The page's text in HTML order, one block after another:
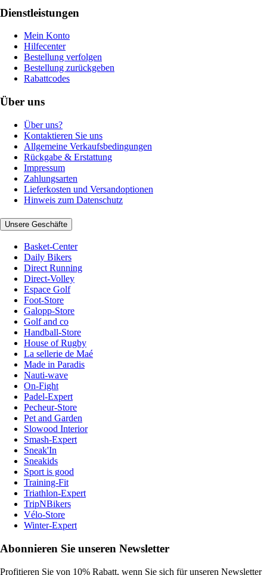
Dienstleistungen
Mein Konto
Hilfecenter
Bestellung verfolgen
Bestellung zurückgeben
Rabattcodes
Über uns
Über uns?
Kontaktieren Sie uns
Allgemeine Verkaufsbedingungen
Rückgabe & Erstattung
Impressum
Zahlungsarten
Lieferkosten und Versandoptionen
Hinweis zum Datenschutz
Unsere Geschäfte
Basket-Center
Daily Bikers
Direct Running
Direct-Volley
Espace Golf
Foot-Store
Galopp-Store
Golf and co
Handball-Store
House of Rugby
La sellerie de Maé
Made in Paradis
Nauti-wave
On-Fight
Padel-Expert
Pecheur-Store
Pet and Garden
Slowood Interior
Smash-Expert
Sneak'In
Sneakids
Sport is good
Training-Fit
Triathlon-Expert
TripNBikers
Vélo-Store
Winter-Expert
Abonnieren Sie unseren Newsletter
Profitieren Sie von 10% Rabatt, wenn Sie sich für unseren Newsletter